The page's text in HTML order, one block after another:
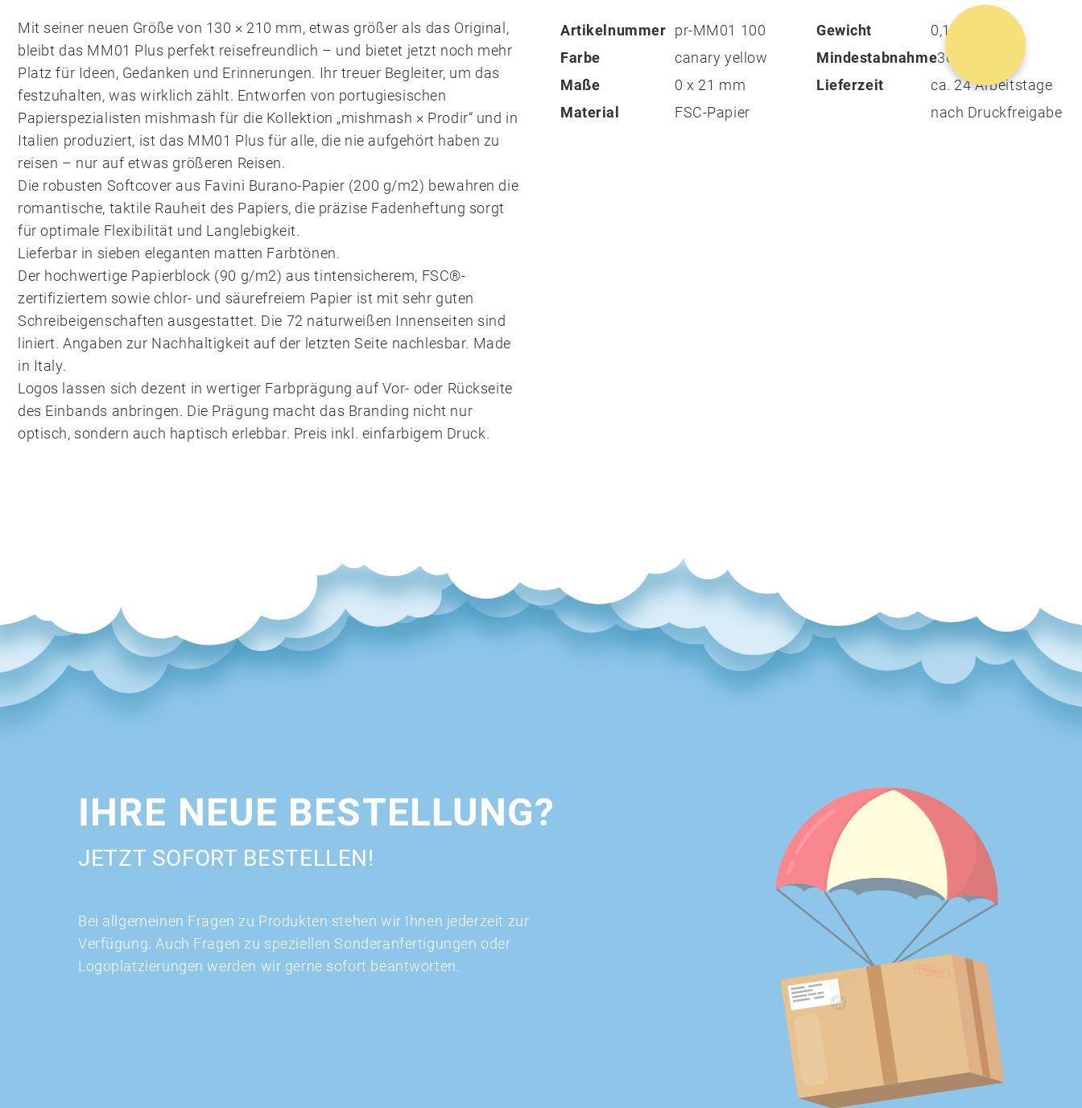
Mit seiner neuen Größe von 130 × 210 mm, etwas größer als das Original,
bleibt das MM01 Plus perfekt reisefreundlich – und bietet jetzt noch mehr
Platz für Ideen, Gedanken und Erinnerungen. Ihr treuer Begleiter, um das
festzuhalten, was wirklich zählt. Entworfen von portugiesischen
Papierspezialisten mishmash für die Kollektion „mishmash × Prodir“ und in
Italien produziert, ist das MM01 Plus für alle, die nie aufgehört haben zu
reisen – nur auf etwas größeren Reisen.
Die robusten Softcover aus Favini Burano-Papier (200 g/m2) bewahren die
romantische, taktile Rauheit des Papiers, die präzise Fadenheftung sorgt
für optimale Flexibilität und Langlebigkeit.
Lieferbar in sieben eleganten matten Farbtönen.
Der hochwertige Papierblock (90 g/m2) aus tintensicherem, FSC®-
zertifiziertem sowie chlor- und säurefreiem Papier ist mit sehr guten
Schreibeigenschaften ausgestattet. Die 72 naturweißen Innenseiten sind
liniert. Angaben zur Nachhaltigkeit auf der letzten Seite nachlesbar. Made
in Italy.
Logos lassen sich dezent in wertiger Farbprägung auf Vor- oder Rückseite
des Einbands anbringen. Die Prägung macht das Branding nicht nur
optisch, sondern auch haptisch erlebbar. Preis inkl. einfarbigem Druck.
Artikelnummer pr-MM01 100
Farbe
canary yellow
Maße
0 x 21 mm
Material
FSC-Papier
Gewicht
0,1 kg
Mindestabnahme300
Lieferzeit
ca. 24 Arbeitstage
nach Druckfreigabe
IHRE NEUE BESTELLUNG?
JETZT SOFORT BESTELLEN!
Bei allgemeinen Fragen zu Produkten stehen wir Ihnen jederzeit zur
Verfügung. Auch Fragen zu speziellen Sonderanfertigungen oder
Logoplatzierungen werden wir gerne sofort beantworten.